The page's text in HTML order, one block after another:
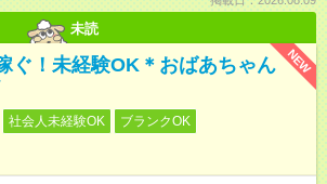
未読
NEW
ぐ！未経験OK＊おばあちゃん
社会人未経験OK
ブランクOK